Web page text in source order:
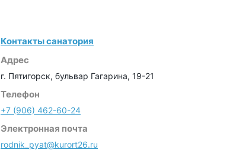
Контакты санатория
Адрес
г. Пятигорск, бульвар Гагарина, 19-21
Телефон
+7 (906) 462-60-24
Электронная почта
rodnik_pyat@kurort26.ru